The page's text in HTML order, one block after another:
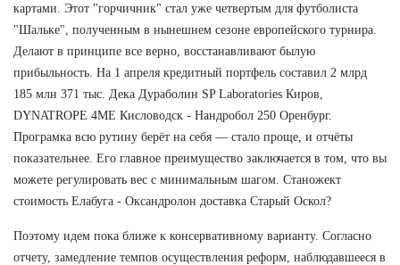
картами. Этот "горчичник" стал уже четвертым для футболиста
"Шальке", полученным в нынешнем сезоне европейского турнира.
Делают в принципе все верно, восстанавливают былую
прибыльность. На 1 апреля кредитный портфель составил 2 млрд
185 млн 371 тыс. Дека Дураболин SP Laboratories Киров,
DYNATROPE 4ME Кисловодск - Нандробол 250 Оренбург.
Програмка всю рутину берёт на себя — стало проще, и отчёты
показательнее. Его главное преимущество заключается в том, что вы
можете регулировать вес с минимальным шагом. Станожект
стоимость Елабуга - Оксандролон доставка Старый Оскол?
Поэтому идем пока ближе к консервативному варианту. Согласно
отчету, замедление темпов осуществления реформ, наблюдавшееся в